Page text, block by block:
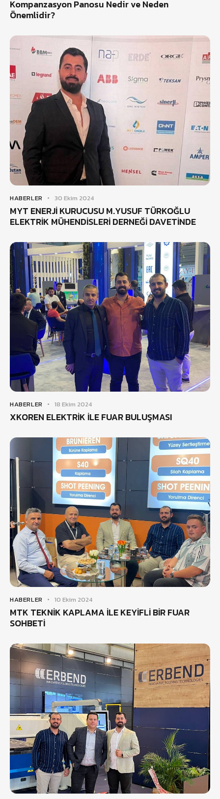
Kompanzasyon Panosu Nedir ve Neden
Önemlidir?
HABERLER 30 Ekim 2024
MYT ENERJİ KURUCUSU M.YUSUF TÜRKOĞLU
ELEKTRİK MÜHENDİSLERİ DERNEĞİ DAVETİNDE
HABERLER 18 Ekim 2024
XKOREN ELEKTRİK İLE FUAR BULUŞMASI
HABERLER 10 Ekim 2024
MTK TEKNİK KAPLAMA İLE KEYİFLİ BİR FUAR
SOHBETİ